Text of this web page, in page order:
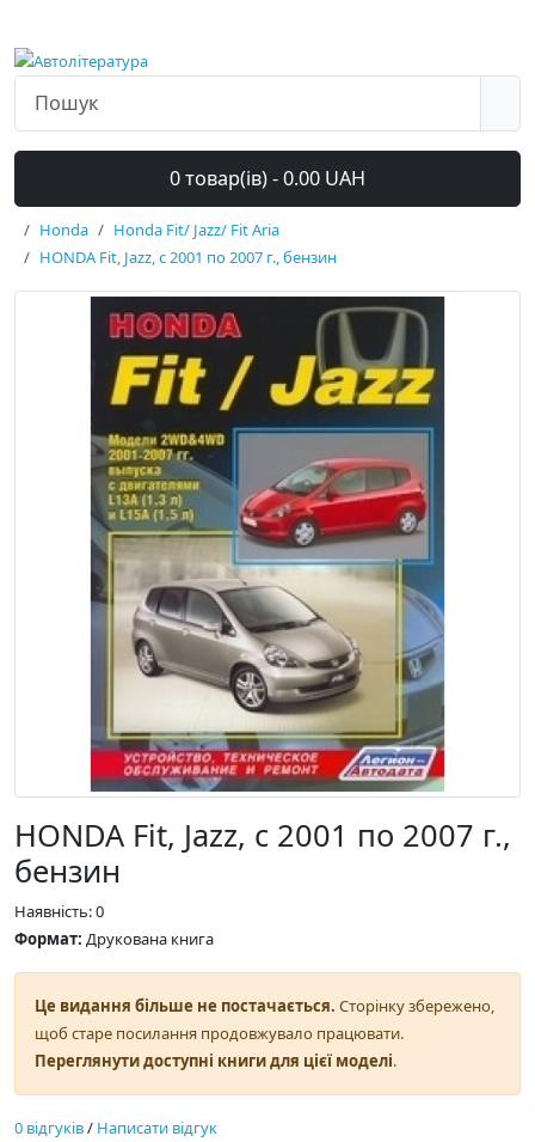
0 товар(ів) - 0.00 UAH
Honda
Honda Fit/ Jazz/ Fit Aria
HONDA Fit, Jazz, с 2001 по 2007 г., бензин
HONDA Fit, Jazz, с 2001 по 2007 г.,
бензин
Наявність: 0
Формат: Друкована книга
Це видання більше не постачається. Сторінку збережено,
щоб старе посилання продовжувало працювати.
Переглянути доступні книги для цієї моделі.
0 відгуків/ Написати відгук